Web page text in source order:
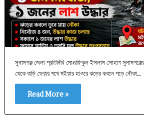
সুনামগঞ্জ জেলা প্রতিনিধি মোঃরফিকুল ইসলাম সোহাগ
থেকে বাড়ি ফেরার পথে মইয়ার হাওরে ঝড়ের কবলে পড়ে নৌকা…
Read More »